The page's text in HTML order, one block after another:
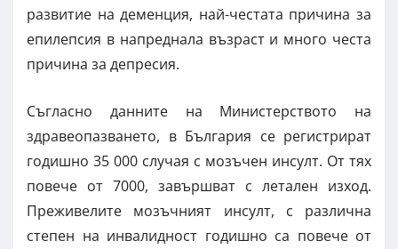
развитие на деменция, най-честата причина за
епилепсия в напреднала възраст и много честа
причина за депресия.
Съгласно данните на Министерството на
здравеопазването, в България се регистрират
годишно 35 000 случая с мозъчен инсулт. От тях
повече от 7000, завършват с летален изход.
Преживелите мозъчният инсулт, с различна
степен на инвалидност годишно са повече от